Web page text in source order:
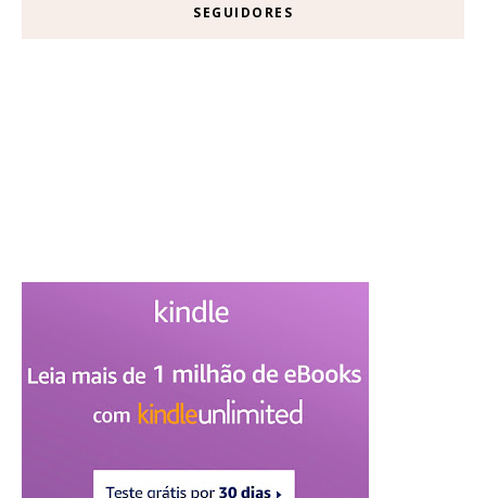
SEGUIDORES